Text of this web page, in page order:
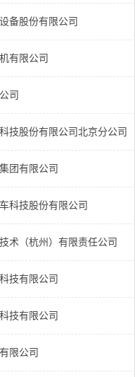
备股份有限公司
有限公司
司
技股份有限公司北京分公司
团有限公司
科技股份有限公司
术（杭州）有限责任公司
技有限公司
技有限公司
限公司